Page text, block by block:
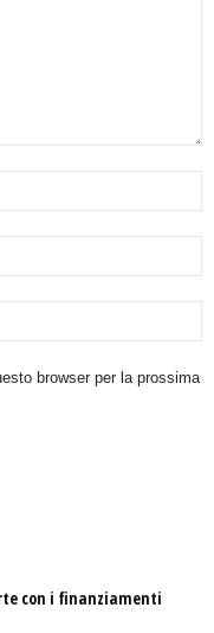
browser per la prossima
con i finanziamenti